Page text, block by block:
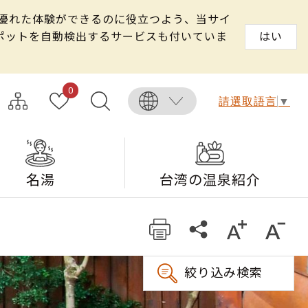
た体験ができるのに役立つよう、当サイ
トを自動検出するサービスも付いていま
はい
0
請選取語言 ▼
名湯 台湾の温泉紹介
絞り込み検索